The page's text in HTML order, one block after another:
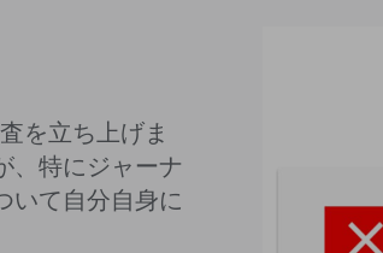
査を立ち上げま
、特にジャーナ
いて自分自身に